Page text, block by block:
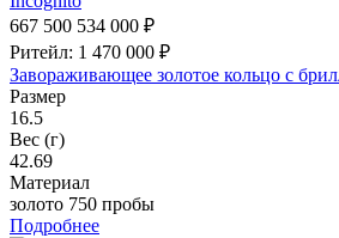
667 500 534 000 ₽
Ритейл: 1 470 000 ₽
Завораживающее золотое кольцо с
Размер
16.5
Вес (г)
42.69
Материал
золото 750 пробы
Подробнее